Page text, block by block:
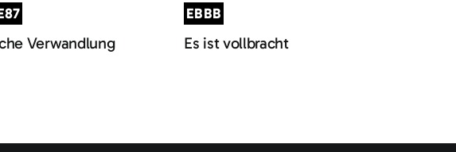
Verwandlung
EBBB
Es ist vollbracht